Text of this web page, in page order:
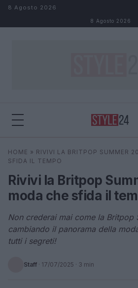
Salta al contenuto
8 Agosto 2026
8 Agosto 2026
Cerca
HOME » RIVIVI LA BRITPOP SUMMER
SFIDA IL TEMPO
Rivivi la Britpop
moda che sfida il
Non crederai mai come la Britpop
cambiando il panorama della
tutti i segreti!
Staff · 17/07/2025 · 3 min